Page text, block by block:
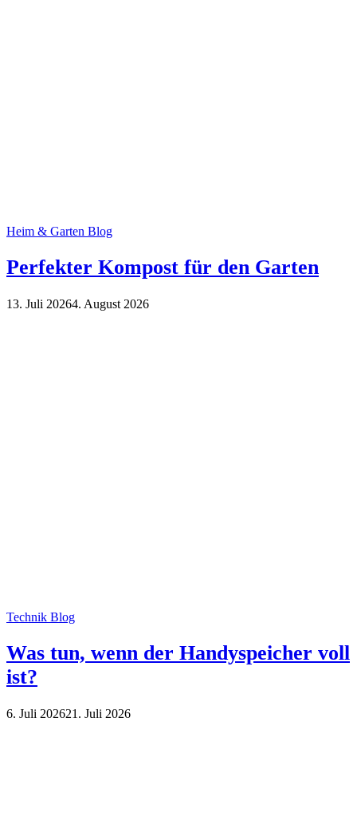
Heim & Garten Blog
Perfekter Kompost für den Garten
13. Juli 20264. August 2026
Technik Blog
Was tun, wenn der Handyspeicher voll
ist?
6. Juli 202621. Juli 2026